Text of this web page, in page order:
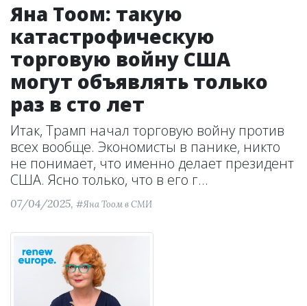
Яна Тоом: такую
катастрофическую
торговую войну США
могут объявлять только
раз в сто лет
Итак, Трамп начал торговую войну против
всех вообще. Экономисты в панике, никто
не понимает, что именно делает президент
США. Ясно только, что в его г...
07/04/2025, #Яна Тоом в СМИ